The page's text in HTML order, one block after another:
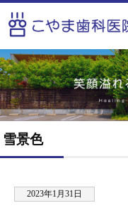
雪景色
2023年1月31日